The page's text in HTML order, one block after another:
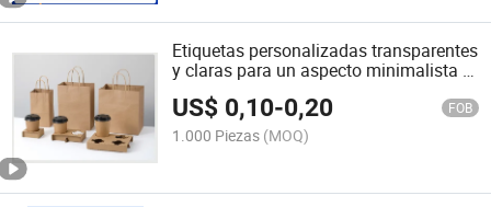
Etiquetas personalizadas transparentes
y claras para un aspecto minimalista y
moderno
US$ 0,10-0,20 FOB
1.000 Piezas (MOQ)